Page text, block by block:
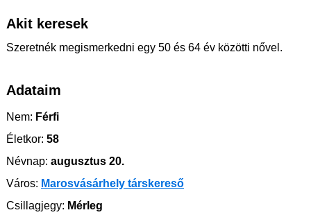
Akit keresek
Szeretnék megismerkedni egy 50 és 64 év közötti nővel.
Adataim
Nem: Férfi
Életkor: 58
Névnap: augusztus 20.
Város: Marosvásárhely társkereső
Csillagjegy: Mérleg